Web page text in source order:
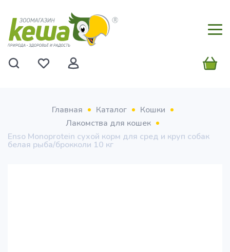
Главная Каталог
Кошки
Лакомства для кошек
Enso Monoprotein сухой корм для сред и круп собак
белая рыба/брокколи 10 кг